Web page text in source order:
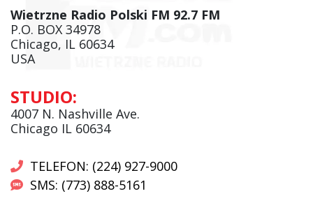
Wietrzne Radio Polski FM 92.7 FM
P.O. BOX 34978
Chicago, IL 60634
USA
STUDIO:
4007 N. Nashville Ave.
Chicago IL 60634
TELEFON: (224) 927-9000
SMS: (773) 888-5161